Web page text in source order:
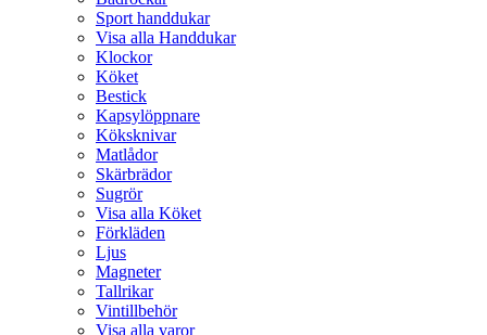
Sport handdukar
Visa alla Handdukar
Klockor
Köket
Bestick
Kapsylöppnare
Köksknivar
Matlådor
Skärbrädor
Sugrör
Visa alla Köket
Förkläden
Ljus
Magneter
Tallrikar
Vintillbehör
Visa alla varor